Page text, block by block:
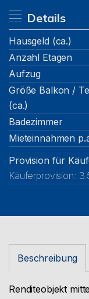
Details
Hausgeld (ca.)
Anzahl Etagen
Aufzug
Größe Balkon /
(ca.)
Badezimmer
Mieteinnahmen
Provision für
Käuferprovision:
Beschreibung
Renditeobjekt